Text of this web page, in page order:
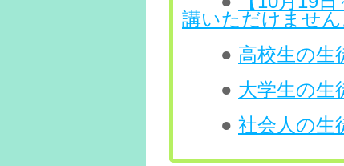
講いただけません
● 高校生の生
● 大学生の生
● 社会人の生